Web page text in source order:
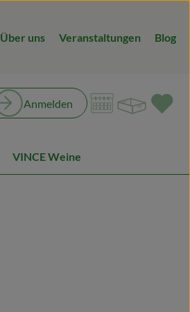
Über uns Veranstaltungen Blog
Anmelden
VINCE Weine